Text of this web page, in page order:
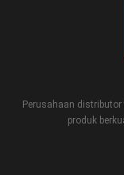
Perusahaan
produk